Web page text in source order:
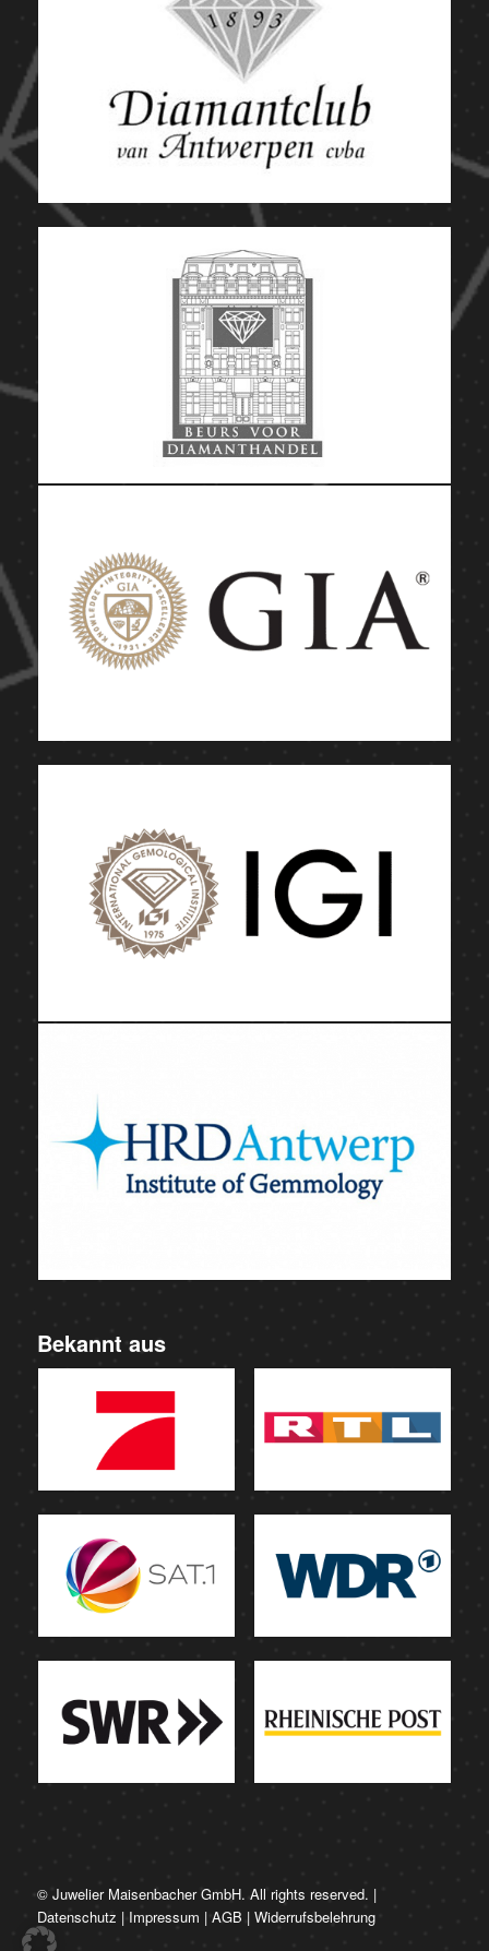
Bekannt aus
© Juwelier Maisenbacher GmbH. All rights reserved. |
Datenschutz | Impressum | AGB | Widerrufsbelehrung